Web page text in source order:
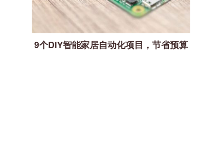
9个DIY智能家居自动化项目，节省预算